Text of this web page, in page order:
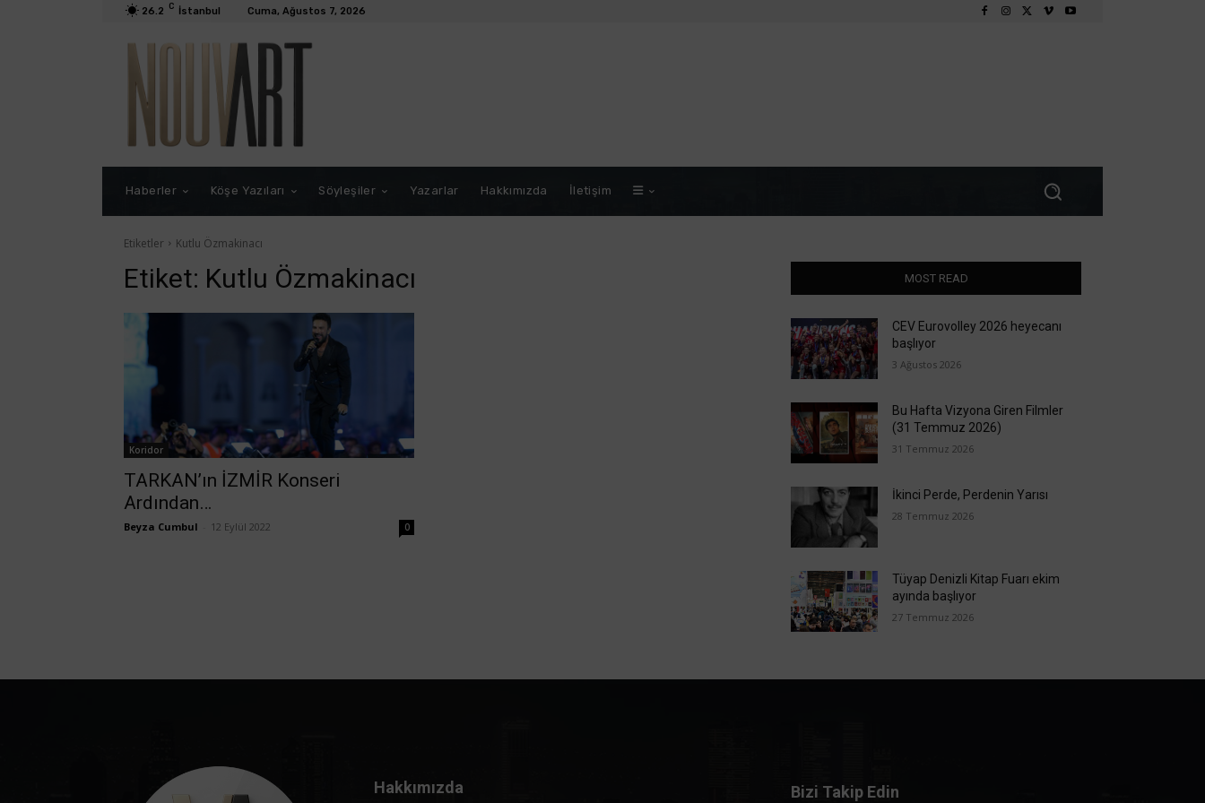
26.2 C İstanbul Cuma, Ağustos 7, 2026
Haberler Köşe Yazıları Söyleşiler Yazarlar Hakkımızda İletişim
Etiketler Kutlu Özmakinacı
Etiket: Kutlu Özmakinacı
Koridor
TARKAN’ın İZMİR Konseri
Ardından…
Beyza Cumbul 12 Eylül 2022 0
MOST READ
CEV Eurovolley 2026 heyecanı
başlıyor
3 Ağustos 2026
Bu Hafta Vizyona Giren Filmler
(31 Temmuz 2026)
31 Temmuz 2026
İkinci Perde, Perdenin Yarısı
28 Temmuz 2026
Tüyap Denizli Kitap Fuarı ekim
ayında başlıyor
27 Temmuz 2026
Hakkımızda Bizi Takip Edin